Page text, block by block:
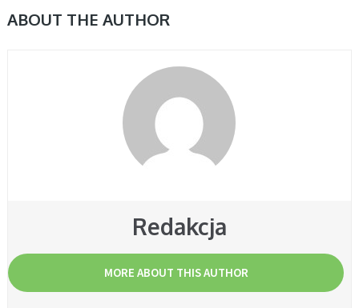
ABOUT THE AUTHOR
Redakcja
MORE ABOUT THIS AUTHOR